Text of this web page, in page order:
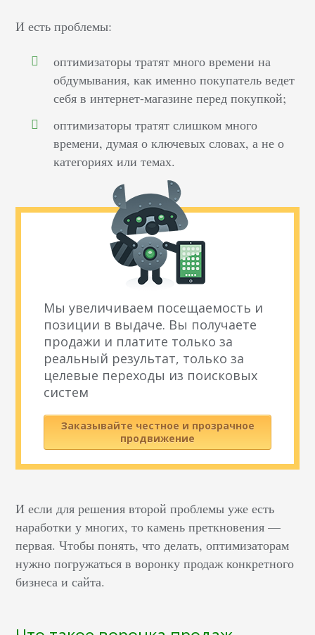
И есть проблемы:
оптимизаторы тратят много времени на
обдумывания, как именно покупатель ведет
себя в интернет-магазине перед покупкой;
оптимизаторы тратят слишком много
времени, думая о ключевых словах, а не о
категориях или темах.
Мы увеличиваем посещаемость и
позиции в выдаче. Вы получаете
продажи и платите только за
реальный результат, только за
целевые переходы из поисковых
систем
Заказывайте честное и прозрачное
продвижение
И если для решения второй проблемы уже есть
наработки у многих, то камень преткновения —
первая. Чтобы понять, что делать, оптимизаторам
нужно погружаться в воронку продаж конкретного
бизнеса и сайта.